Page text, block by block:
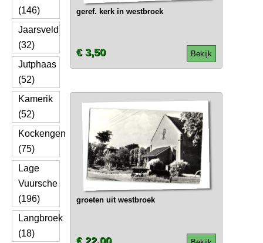
(146)
Jaarsveld
(32)
Jutphaas
(52)
Kamerik
(52)
Kockengen
(75)
Lage
Vuursche
(196)
Langbroek
(18)
geref. kerk in westbroek
Bekijk
€ 3,50
groeten uit westbroek
€ 22,00